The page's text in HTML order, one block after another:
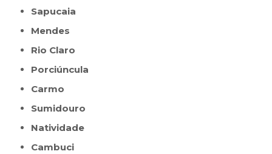
Sapucaia
Mendes
Rio Claro
Porciúncula
Carmo
Sumidouro
Natividade
Cambuci